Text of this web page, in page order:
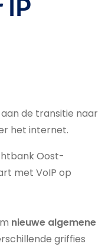
IP
de transitie naar
het internet.
Oost-
met VoIP op
nieuwe algemene
griffies